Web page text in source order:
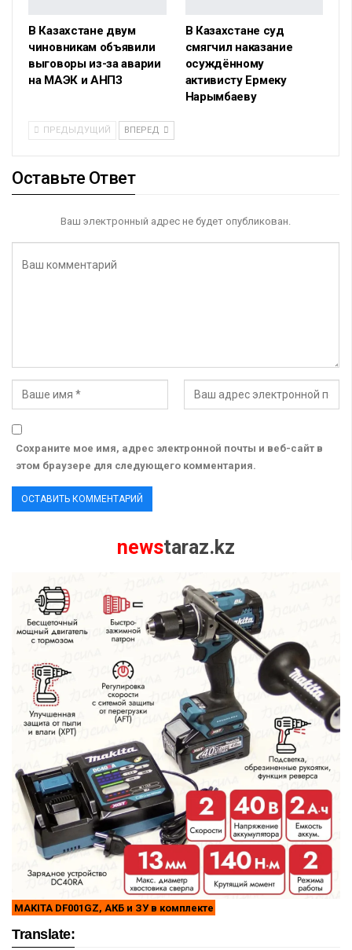
В Казахстане двум
чиновникам объявили
выговоры из-за аварии
на МАЭК и АНПЗ
В Казахстане суд
смягчил наказание
осуждённому
активисту Ермеку
Нарымбаеву
ПРЕДЫДУЩИЙ ВПЕРЕД
Оставьте Ответ
Ваш электронный адрес не будет опубликован.
Сохраните мое имя, адрес электронной почты и веб-сайт в
этом браузере для следующего комментария.
newstaraz.kz
MAKITA DF001GZ, АКБ и ЗУ в комплекте
Translate: